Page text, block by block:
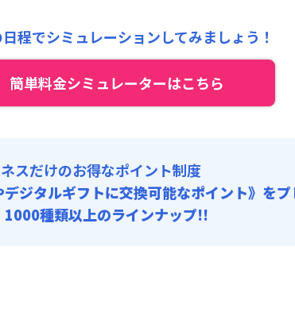
程でシミュレーションしてみましょう！
簡単料金シミュレーターはこちら
スだけのお得なポイント制度
デジタルギフトに交換可能なポイント》を
種類以上のラインナップ!!